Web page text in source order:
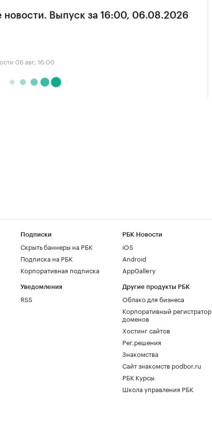
новости. Выпуск за 16:00, 06.08.2026
06 авг, 16:00
Подписки
Скрыть баннеры на РБК
Подписка на РБК
Корпоративная подписка
Уведомления
RSS
РБК Новости
iOS
Android
AppGallery
Другие продукты РБК
Облако для бизнеса
Корпоративный регистратор
доменов
Хостинг сайтов
Рег.решения
Знакомства
Сайт знакомств podbor.ru
РБК Курсы
Школа управления РБК